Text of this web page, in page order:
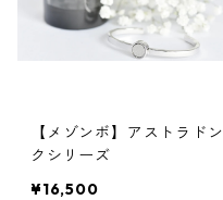
【メゾンボ】アストラドン
クシリーズ
¥16,500